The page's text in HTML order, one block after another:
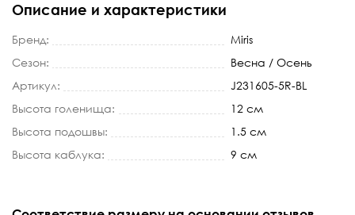
Описание и характеристики
Бренд:
Miris
Сезон:
Весна / Осень
Артикул:
J231605-5R-BL
Высота голенища:
12 см
Высота подошвы:
1.5 см
Высота каблука:
9 см